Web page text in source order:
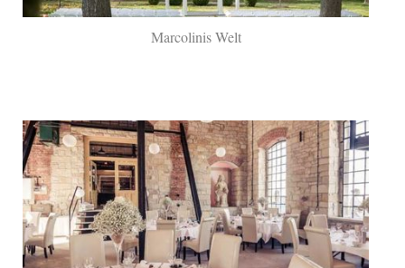
Marcolinis Welt